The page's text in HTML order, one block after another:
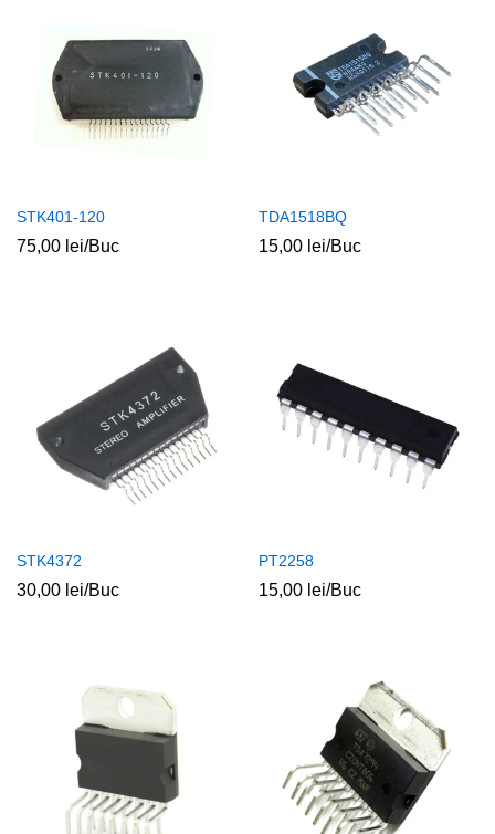
STK401-120
75,00 lei/Buc
TDA1518BQ
15,00 lei/Buc
STK4372
30,00 lei/Buc
PT2258
15,00 lei/Buc